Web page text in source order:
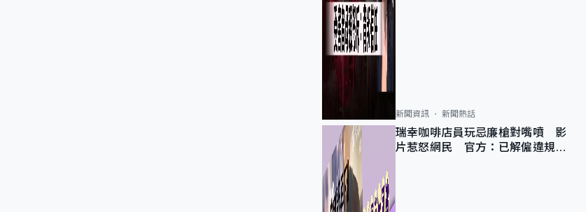
新聞資訊 新聞熱話
瑞幸咖啡店員玩忌廉槍對嘴噴 影
片惹怒網民 官方：已解僱違規員